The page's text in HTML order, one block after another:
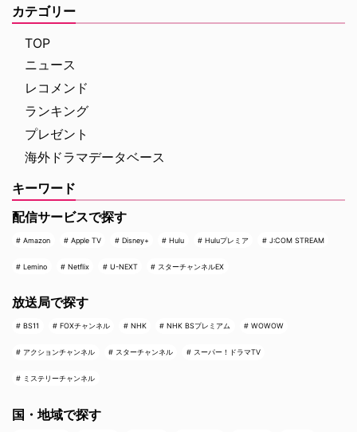
トファー・プラマーなどが出演し
ていた。 今回のドラマ版のキャ
ストには、過去にクリスティー作
多数含まれてい …
いた頃に、のちに世界的ヒットド
カテゴリー
TOP
ニュース
レコメンド
ランキング
プレゼント
海外ドラマデータベース
キーワード
配信サービスで探す
Amazon Apple TV Disney+ Hulu Huluプレミア J:COM STREAM
Lemino Netflix U-NEXT スターチャンネルEX
放送局で探す
BS11 FOXチャンネル NHK NHK BSプレミアム WOWOW
アクションチャンネル スターチャンネル スーパー！ドラマTV
ミステリーチャンネル
国・地域で探す